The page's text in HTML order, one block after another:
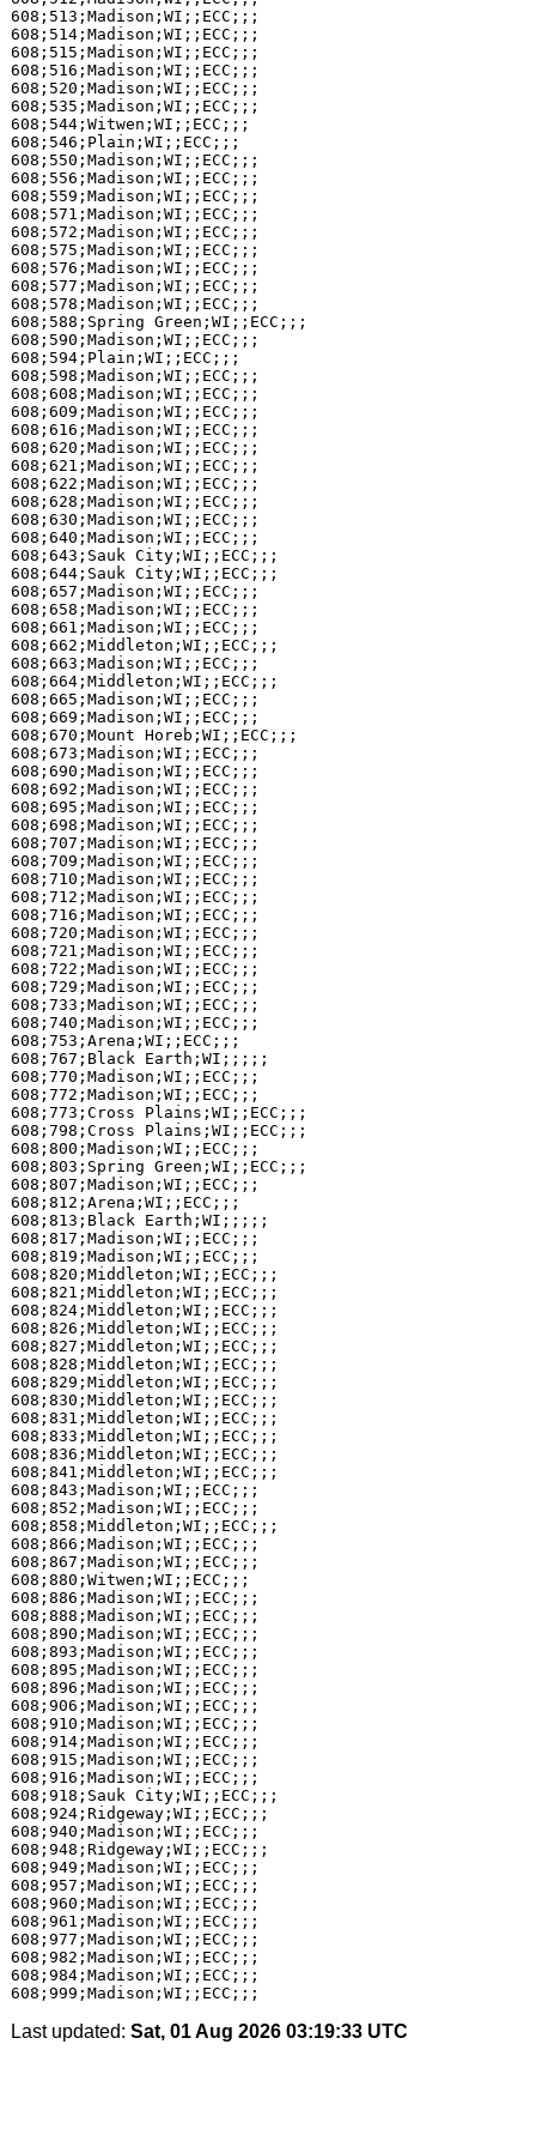
608;513;Madison;WI;;ECC;;;
608;514;Madison;WI;;ECC;;;
608;515;Madison;WI;;ECC;;;
608;516;Madison;WI;;ECC;;;
608;520;Madison;WI;;ECC;;;
608;535;Madison;WI;;ECC;;;
608;544;Witwen;WI;;ECC;;;
608;546;Plain;WI;;ECC;;;
608;550;Madison;WI;;ECC;;;
608;556;Madison;WI;;ECC;;;
608;559;Madison;WI;;ECC;;;
608;571;Madison;WI;;ECC;;;
608;572;Madison;WI;;ECC;;;
608;575;Madison;WI;;ECC;;;
608;576;Madison;WI;;ECC;;;
608;577;Madison;WI;;ECC;;;
608;578;Madison;WI;;ECC;;;
608;588;Spring Green;WI;;ECC;;;
608;590;Madison;WI;;ECC;;;
608;594;Plain;WI;;ECC;;;
608;598;Madison;WI;;ECC;;;
608;608;Madison;WI;;ECC;;;
608;609;Madison;WI;;ECC;;;
608;616;Madison;WI;;ECC;;;
608;620;Madison;WI;;ECC;;;
608;621;Madison;WI;;ECC;;;
608;622;Madison;WI;;ECC;;;
608;628;Madison;WI;;ECC;;;
608;630;Madison;WI;;ECC;;;
608;640;Madison;WI;;ECC;;;
608;643;Sauk City;WI;;ECC;;;
608;644;Sauk City;WI;;ECC;;;
608;657;Madison;WI;;ECC;;;
608;658;Madison;WI;;ECC;;;
608;661;Madison;WI;;ECC;;;
608;662;Middleton;WI;;ECC;;;
608;663;Madison;WI;;ECC;;;
608;664;Middleton;WI;;ECC;;;
608;665;Madison;WI;;ECC;;;
608;669;Madison;WI;;ECC;;;
608;670;Mount Horeb;WI;;ECC;;;
608;673;Madison;WI;;ECC;;;
608;690;Madison;WI;;ECC;;;
608;692;Madison;WI;;ECC;;;
608;695;Madison;WI;;ECC;;;
608;698;Madison;WI;;ECC;;;
608;707;Madison;WI;;ECC;;;
608;709;Madison;WI;;ECC;;;
608;710;Madison;WI;;ECC;;;
608;712;Madison;WI;;ECC;;;
608;716;Madison;WI;;ECC;;;
608;720;Madison;WI;;ECC;;;
608;721;Madison;WI;;ECC;;;
608;722;Madison;WI;;ECC;;;
608;729;Madison;WI;;ECC;;;
608;733;Madison;WI;;ECC;;;
608;740;Madison;WI;;ECC;;;
608;753;Arena;WI;;ECC;;;
608;767;Black Earth;WI;;;;;
608;770;Madison;WI;;ECC;;;
608;772;Madison;WI;;ECC;;;
608;773;Cross Plains;WI;;ECC;;;
608;798;Cross Plains;WI;;ECC;;;
608;800;Madison;WI;;ECC;;;
608;803;Spring Green;WI;;ECC;;;
608;807;Madison;WI;;ECC;;;
608;812;Arena;WI;;ECC;;;
608;813;Black Earth;WI;;;;;
608;817;Madison;WI;;ECC;;;
608;819;Madison;WI;;ECC;;;
608;820;Middleton;WI;;ECC;;;
608;821;Middleton;WI;;ECC;;;
608;824;Middleton;WI;;ECC;;;
608;826;Middleton;WI;;ECC;;;
608;827;Middleton;WI;;ECC;;;
608;828;Middleton;WI;;ECC;;;
608;829;Middleton;WI;;ECC;;;
608;830;Middleton;WI;;ECC;;;
608;831;Middleton;WI;;ECC;;;
608;833;Middleton;WI;;ECC;;;
608;836;Middleton;WI;;ECC;;;
608;841;Middleton;WI;;ECC;;;
608;843;Madison;WI;;ECC;;;
608;852;Madison;WI;;ECC;;;
608;858;Middleton;WI;;ECC;;;
608;866;Madison;WI;;ECC;;;
608;867;Madison;WI;;ECC;;;
608;880;Witwen;WI;;ECC;;;
608;886;Madison;WI;;ECC;;;
608;888;Madison;WI;;ECC;;;
608;890;Madison;WI;;ECC;;;
608;893;Madison;WI;;ECC;;;
608;895;Madison;WI;;ECC;;;
608;896;Madison;WI;;ECC;;;
608;906;Madison;WI;;ECC;;;
608;910;Madison;WI;;ECC;;;
608;914;Madison;WI;;ECC;;;
608;915;Madison;WI;;ECC;;;
608;916;Madison;WI;;ECC;;;
608;918;Sauk City;WI;;ECC;;;
608;924;Ridgeway;WI;;ECC;;;
608;940;Madison;WI;;ECC;;;
608;948;Ridgeway;WI;;ECC;;;
608;949;Madison;WI;;ECC;;;
608;957;Madison;WI;;ECC;;;
608;960;Madison;WI;;ECC;;;
608;961;Madison;WI;;ECC;;;
608;977;Madison;WI;;ECC;;;
608;982;Madison;WI;;ECC;;;
608;984;Madison;WI;;ECC;;;
Last updated: Sat, 01 Aug 2026 03:19:33 UTC